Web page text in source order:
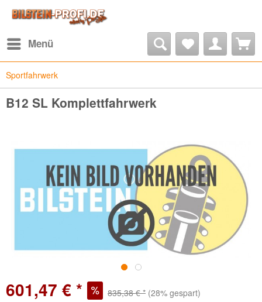
Menü
Sportfahrwerk
B12 SL Komplettfahrwerk
601,47 € * 835,38 € * (28% gespart)